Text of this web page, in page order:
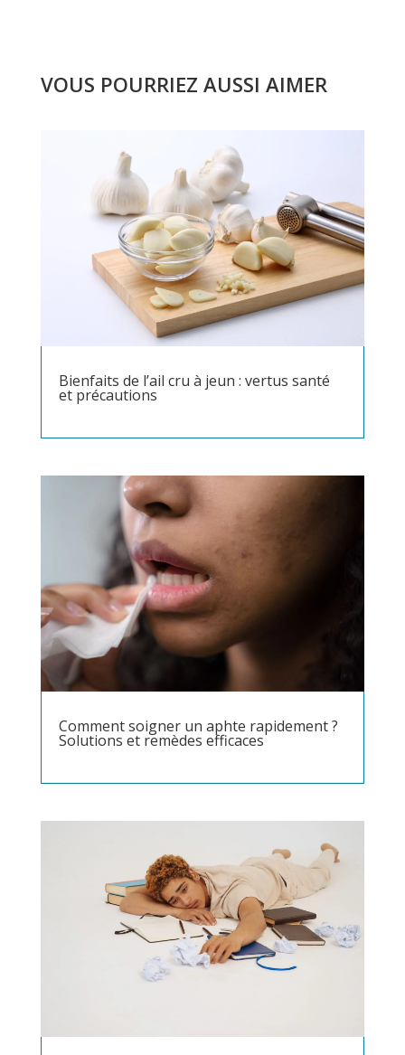
VOUS POURRIEZ AUSSI AIMER
Bienfaits de l’ail cru à jeun : vertus santé
et précautions
Comment soigner un aphte rapidement ?
Solutions et remèdes efficaces